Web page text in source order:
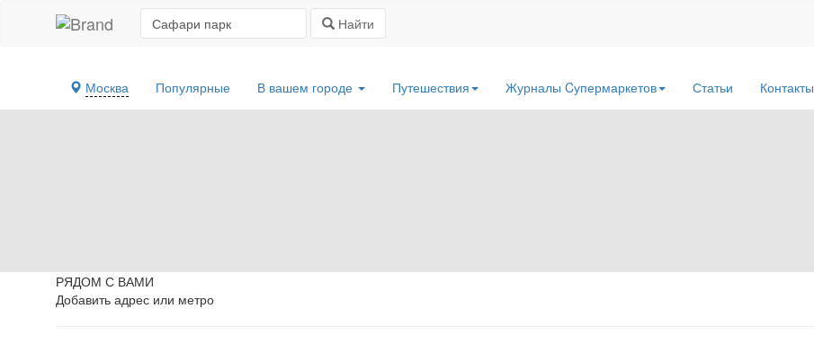
Найти
Москва Популярные В вашем городе Путешествия Журналы Cупермаркетов Статьи Контакты
РЯДОМ С ВАМИ
Добавить адрес или метро